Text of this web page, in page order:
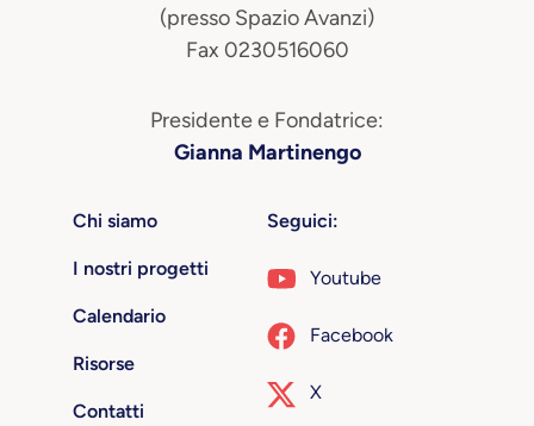
(presso Spazio Avanzi)
Fax 0230516060
Presidente e Fondatrice:
Gianna Martinengo
Chi siamo
I nostri progetti
Calendario
Risorse
Contatti
Seguici:
Youtube
Facebook
X